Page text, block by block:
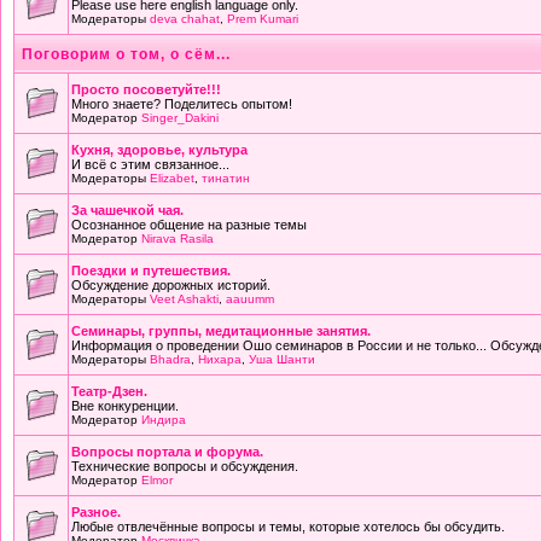
Please use here english language only.
Модераторы deva chahat Prem Kumari
Поговорим о том, о сём...
Просто посоветуйте!!!
Много знаете? Поделитесь опытом!
Модератор Singer_Dakini
Кухня, здоровье, культура
И всё с этим связанное...
Модераторы Elizabet тинатин
За чашечкой чая.
Осознанное общение на разные темы
Модератор Nirava Rasila
Поездки и путешествия.
Обсуждение дорожных историй.
Модераторы Veet Ashakti aauumm
Семинары, группы, медитационные занятия.
Информация о проведении Ошо семинаров в России и не только...
Модераторы Bhadra Нихара Уша Шанти
Театр-Дзен.
Вне конкуренции.
Модератор Индира
Вопросы портала и форума.
Технические вопросы и обсуждения.
Модератор Elmor
Разное.
Любые отвлечённые вопросы и темы, которые хотелось бы обсудить.